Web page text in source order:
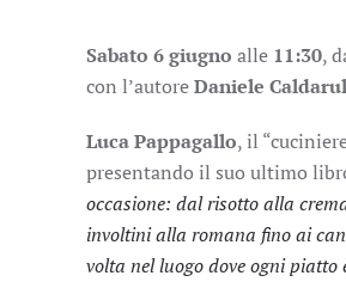
Sabato 6 giugno alle 11:30,
con l’autoreDaniele
Luca Pappagallo, il
presentando il suo ultimo
occasione: dal risotto alla
involtini alla romana fino ai
volta nel luogo dove ogni piatto